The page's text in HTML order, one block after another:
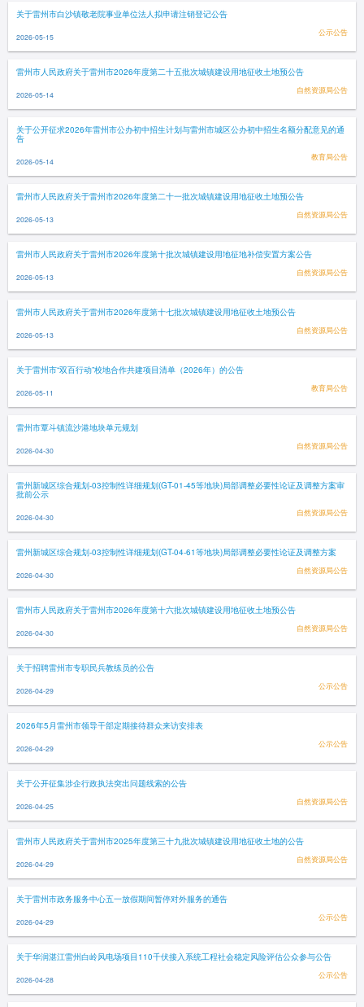
关于雷州市白沙镇敬老院事业单位法人拟申请注销登记公告
2026-05-15 公示公告
雷州市人民政府关于雷州市2026年度第二十五批次城镇建设用地征收土地预公告
2026-05-14 自然资源局公告
关于公开征求2026年雷州市公办初中招生计划与雷州市城区公办初中招生名额分配意见的通
告
2026-05-14 教育局公告
雷州市人民政府关于雷州市2026年度第二十一批次城镇建设用地征收土地预公告
2026-05-13 自然资源局公告
雷州市人民政府关于雷州市2026年度第十批次城镇建设用地征地补偿安置方案公告
2026-05-13 自然资源局公告
雷州市人民政府关于雷州市2026年度第十七批次城镇建设用地征收土地预公告
2026-05-13 自然资源局公告
关于雷州市“双百行动”校地合作共建项目清单（2026年）的公告
2026-05-11 教育局公告
雷州市覃斗镇流沙港地块单元规划
2026-04-30 自然资源局公告
雷州新城区综合规划-03控制性详细规划(GT-01-45等地块)局部调整必要性论证及调整方案审
批前公示
2026-04-30 自然资源局公告
雷州新城区综合规划-03控制性详细规划(GT-04-61等地块)局部调整必要性论证及调整方案
2026-04-30 自然资源局公告
雷州市人民政府关于雷州市2026年度第十六批次城镇建设用地征收土地预公告
2026-04-30 自然资源局公告
关于招聘雷州市专职民兵教练员的公告
2026-04-29 公示公告
2026年5月雷州市领导干部定期接待群众来访安排表
2026-04-29 公示公告
关于公开征集涉企行政执法突出问题线索的公告
2026-04-25 自然资源局公告
雷州市人民政府关于雷州市2025年度第三十九批次城镇建设用地征收土地的公告
2026-04-29 自然资源局公告
关于雷州市政务服务中心五一放假期间暂停对外服务的通告
2026-04-29 公示公告
关于华润湛江雷州白岭风电场项目110千伏接入系统工程社会稳定风险评估公众参与公告
2026-04-28 公示公告